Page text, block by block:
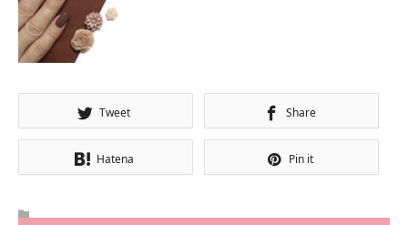
Tweet Share
Hatena Pin it